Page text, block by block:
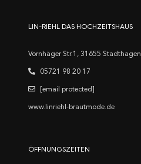
LIN-RIEHL DAS HOCHZEITSHAUS
Vornhäger Str.1, 31655 Stadthagen
05721 98 20 17
[email protected]
www.linriehl-brautmode.de
ÖFFNUNGSZEITEN